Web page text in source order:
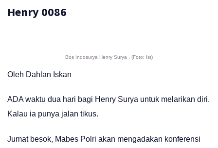
Henry 0086
Bos Indosurya Henry Surya . (Foto: Ist)
Oleh Dahlan Iskan
ADA waktu dua hari bagi Henry Surya untuk melarikan diri.
Kalau ia punya jalan tikus.
Jumat besok, Mabes Polri akan mengadakan konferensi